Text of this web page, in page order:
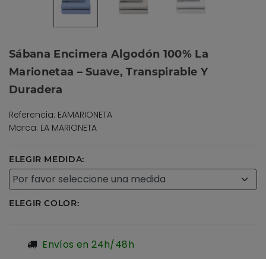
Sábana Encimera Algodón 100% La
Marionetaa – Suave, Transpirable Y
Duradera
Referencia: EAMARIONETA
Marca: LA MARIONETA
ELEGIR MEDIDA:
ELEGIR COLOR:
Envíos en 24h/48h